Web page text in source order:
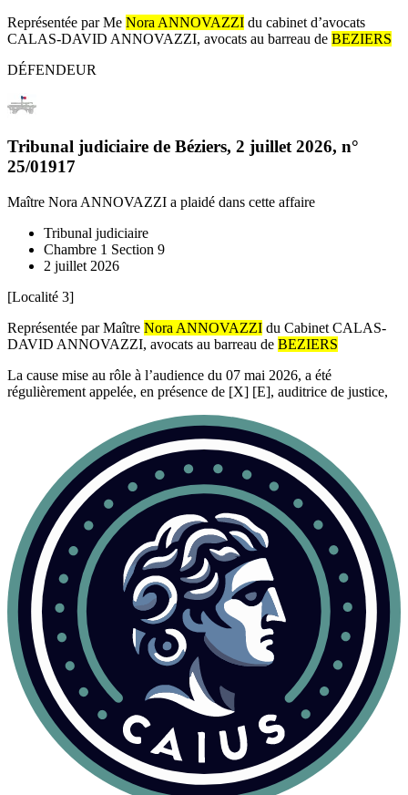
Représentée par Me Nora ANNOVAZZI du cabinet d’avocats
CALAS-DAVID ANNOVAZZI, avocats au barreau de BEZIERS
DÉFENDEUR
Tribunal judiciaire de Béziers, 2 juillet 2026, n°
25/01917
Maître Nora ANNOVAZZI a plaidé dans cette affaire
Tribunal judiciaire
Chambre 1 Section 9
2 juillet 2026
[Localité 3]
Représentée par Maître Nora ANNOVAZZI du Cabinet CALAS-
DAVID ANNOVAZZI, avocats au barreau de BEZIERS
La cause mise au rôle à l’audience du 07 mai 2026, a été
régulièrement appelée, en présence de [X] [E], auditrice de justice,